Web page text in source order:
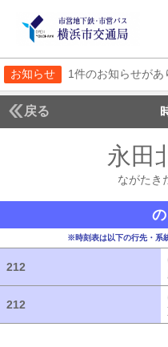
お知らせ 1件のお知らせがあ
戻る
永田
ながたき
※時刻表は以下の行先・系
212
212